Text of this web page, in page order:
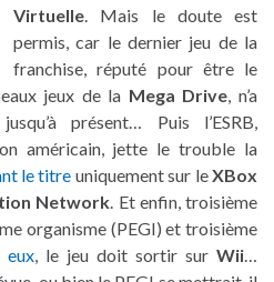
Virtuelle. Mais le doute est
permis, car le dernier jeu de la
franchise, réputé pour être le
jeux de la Mega Drive, n’a
présent… Puis l’ESRB,
américain, jette le trouble la
le titre uniquement sur leXBox
Network. Et enfin, troisième
organisme (PEGI) et troisième
eux, le jeu doit sortir sur Wii…